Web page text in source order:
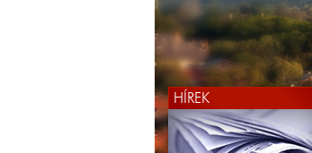
HÍREK